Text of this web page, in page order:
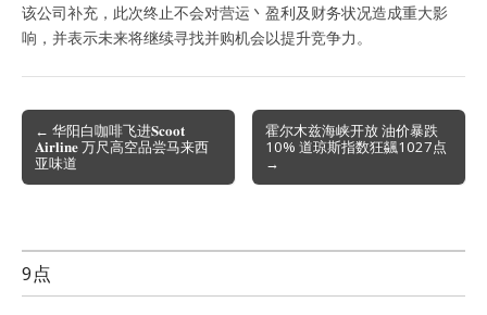
该公司补充，此次终止不会对营运丶盈利及财务状况造成重大影
响，并表示未来将继续寻找并购机会以提升竞争力。
Post
navigation
← 华阳白咖啡飞进𝐒𝐜𝐨𝐨𝐭
𝐀𝐢𝐫𝐥𝐢𝐧𝐞 万尺高空品尝马来西
亚味道
霍尔木兹海峡开放 油价暴跌
10% 道琼斯指数狂飊1027点
→
9点